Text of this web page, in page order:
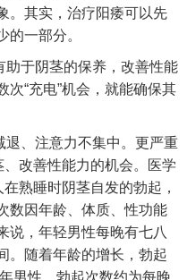
。其实，治疗阳痿可以先
的一部分。
助于阴茎的保养，改善性能
“充电”机会，就能确保其
退、注意力不集中。更严重
、改善性能力的机会。医学
在熟睡时阴茎自发的勃起，
数因年龄、体质、性功能
说，年轻男性每晚有七八
。随着年龄的增长，勃起